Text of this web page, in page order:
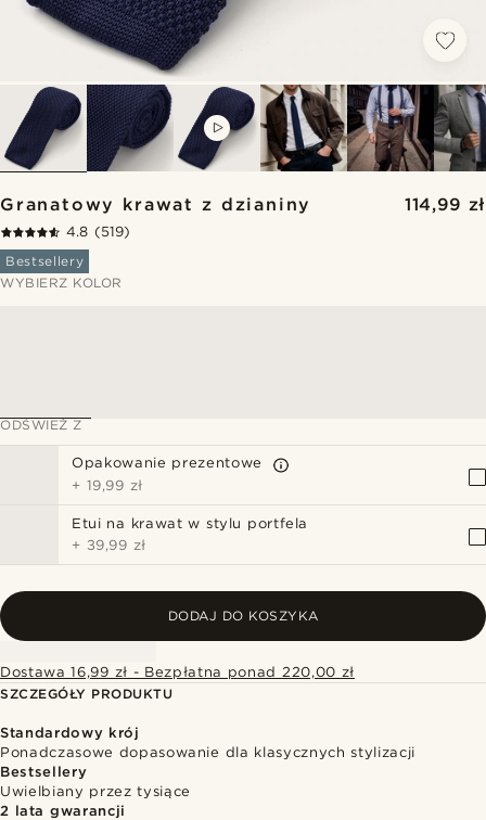
Granatowy krawat z dzianiny 114,99 zł
4.8 (519)
Bestsellery
WYBIERZ KOLOR
ODŚWIEŻ Z
Opakowanie prezentowe
+ 19,99 zł
Etui na krawat w stylu portfela
+ 39,99 zł
DODAJ DO KOSZYKA
Dostawa 16,99 zł - Bezpłatna ponad 220,00 zł
SZCZEGÓŁY PRODUKTU
Standardowy krój
Ponadczasowe dopasowanie dla klasycznych stylizacji
Bestsellery
Uwielbiany przez tysiące
2 lata gwarancji